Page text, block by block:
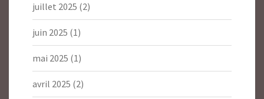
juillet 2025 (2)
juin 2025 (1)
mai 2025 (1)
avril 2025 (2)